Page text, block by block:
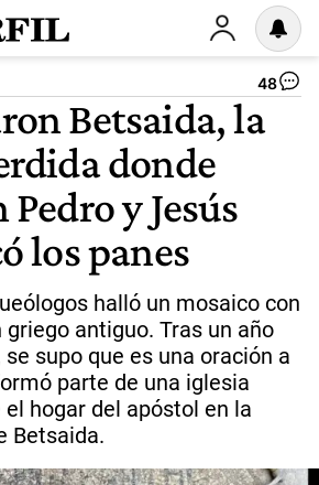
48
Betsaida, la
donde
y Jesús
los panes
halló un mosaico con
antiguo. Tras un año
supo que es una oración a
parte de una iglesia
el hogar del apóstol en la
Betsaida.